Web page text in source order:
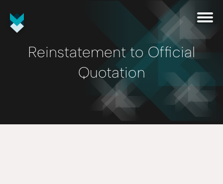
Reinstatement to Official
Quotation